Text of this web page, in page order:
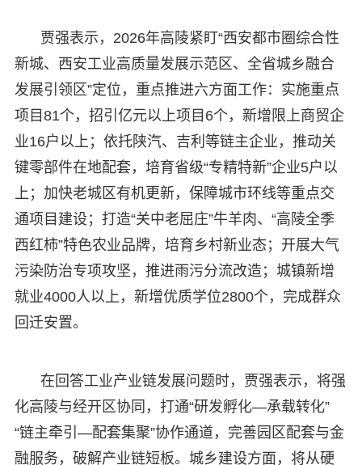
贾强表示，2026年高陵紧盯“西安都市圈综合性
新城、西安工业高质量发展示范区、全省城乡融合
发展引领区”定位，重点推进六方面工作：实施重点
项目81个，招引亿元以上项目6个，新增限上商贸企
业16户以上；依托陕汽、吉利等链主企业，推动关
键零部件在地配套，培育省级“专精特新”企业5户以
上；加快老城区有机更新，保障城市环线等重点交
通项目建设；打造“关中老屈庄”牛羊肉、“高陵全季
西红柿”特色农业品牌，培育乡村新业态；开展大气
污染防治专项攻坚，推进雨污分流改造；城镇新增
就业4000人以上，新增优质学位2800个，完成群众
回迁安置。
在回答工业产业链发展问题时，贾强表示，将强
化高陵与经开区协同，打通“研发孵化—承载转化”
“链主牵引—配套集聚”协作通道，完善园区配套与金
融服务，破解产业链短板。城乡建设方面，将从硬